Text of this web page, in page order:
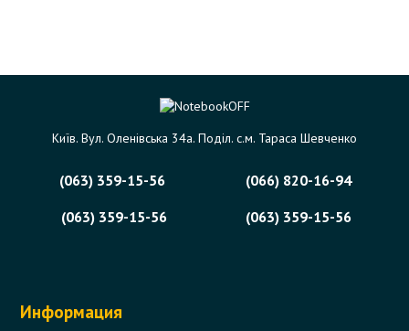
Київ. Вул. Оленівська 34а. Поділ. с.м. Тараса Шевченко
(063) 359-15-56
(066) 820-16-94
(063) 359-15-56
(063) 359-15-56
Информация